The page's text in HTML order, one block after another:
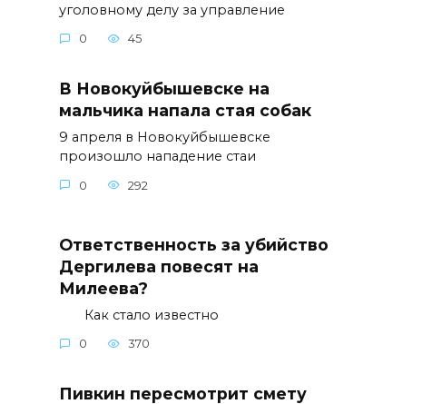
уголовному делу за управление
0 45
В Новокуйбышевске на
мальчика напала стая собак
9 апреля в Новокуйбышевске
произошло нападение стаи
0 292
Ответственность за убийство
Дергилева повесят на
Милеева?
Как стало известно
0 370
Пивкин пересмотрит смету